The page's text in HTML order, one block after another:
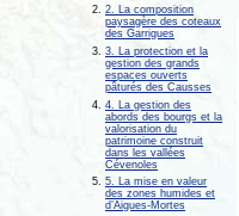
2. La composition
paysagère des coteaux
des Garrigues
3. La protection et la
gestion des grands
espaces ouverts
pâturés des Causses
4. La gestion des
abords des bourgs et la
valorisation du
patrimoine construit
dans les vallées
Cévenoles
5. La mise en valeur
des zones humides et
d’Aigues-Mortes